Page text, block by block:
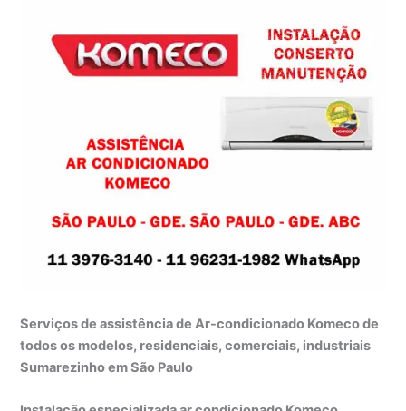
Serviços de assistência de Ar-condicionado Komeco de
todos os modelos, residenciais, comerciais, industriais
Sumarezinho em São Paulo